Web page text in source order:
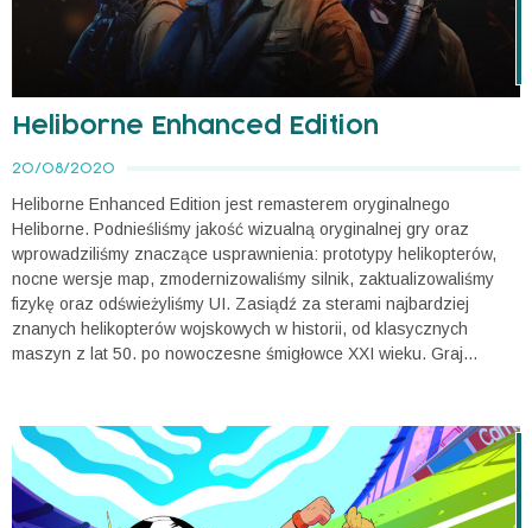
Heliborne Enhanced Edition
20/08/2020
Heliborne Enhanced Edition jest remasterem oryginalnego
Heliborne. Podnieśliśmy jakość wizualną oryginalnej gry oraz
wprowadziliśmy znaczące usprawnienia: prototypy helikopterów,
nocne wersje map, zmodernizowaliśmy silnik, zaktualizowaliśmy
fizykę oraz odświeżyliśmy UI. Zasiądź za sterami najbardziej
znanych helikopterów wojskowych w historii, od klasycznych
maszyn z lat 50. po nowoczesne śmigłowce XXI wieku. Graj...